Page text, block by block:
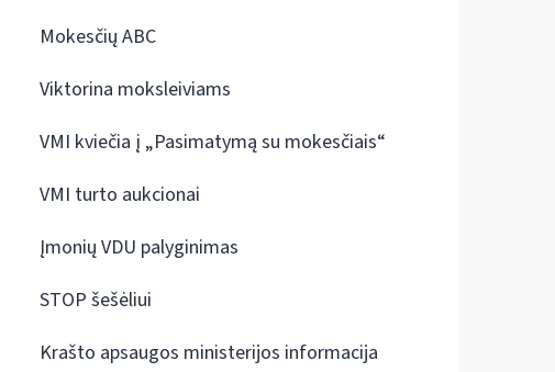
Mokesčių ABC
Viktorina moksleiviams
VMI kviečia į „Pasimatymą su mokesčiais“
VMI turto aukcionai
Įmonių VDU palyginimas
STOP šešėliui
Krašto apsaugos ministerijos informacija